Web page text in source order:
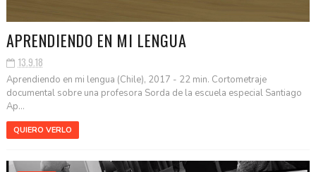
APRENDIENDO EN MI LENGUA
13.9.18
Aprendiendo en mi lengua (Chile), 2017 - 22 min. Cortometraje
documental sobre una profesora Sorda de la escuela especial Santiago
Ap...
QUIERO VERLO